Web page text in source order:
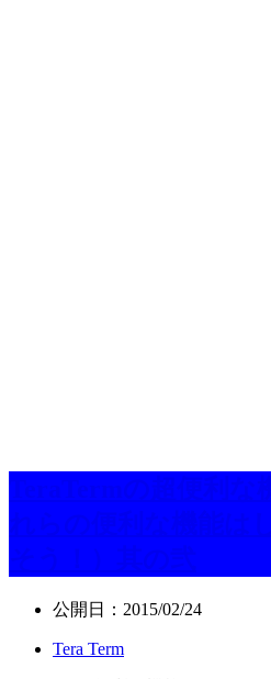
公開日： 2015/02/24
Tera Term